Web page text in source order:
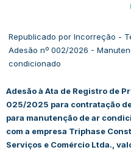
Republicado por Incorreção -
Adesão nº 002/2026 -
condicionado
Adesão à Ata de Registro de
025/2025 para contratação
para manutenção de ar
com a empresa Triphase
Serviços e Comércio Ltda.,